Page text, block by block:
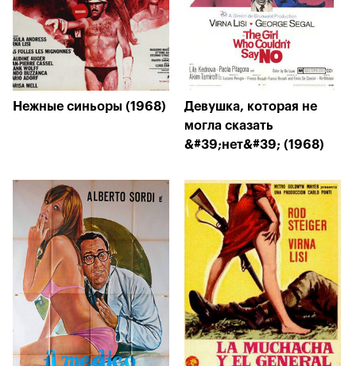
Нежные синьоры (1968)
Девушка, которая не
могла сказать
&#39;нет&#39; (1968)